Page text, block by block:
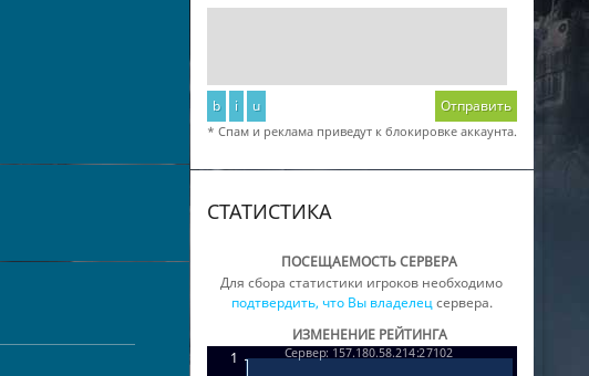
b i u Отправить
* Спам и реклама приведут к блокировке аккаунта.
СТАТИСТИКА
ПОСЕЩАЕМОСТЬ СЕРВЕРА
Для сбора статистики игроков необходимо
подтвердить, что Вы владелецсервера.
ИЗМЕНЕНИЕ РЕЙТИНГА